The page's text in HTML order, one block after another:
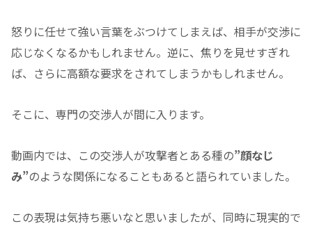
怒りに任せて強い言葉をぶつけてしまえば、相手が交渉に
応じなくなるかもしれません。逆に、焦りを見せすぎれ
ば、さらに高額な要求をされてしまうかもしれません。
そこに、専門の交渉人が間に入ります。
動画内では、この交渉人が攻撃者とある種の”顔なじ
み”のような関係になることもあると語られていました。
この表現は気持ち悪いなと思いましたが、同時に現実的で